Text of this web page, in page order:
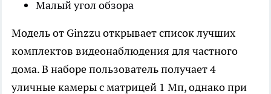
Малый угол обзора
Модель от Ginzzu открывает список лучших
комплектов видеонаблюдения для частного
дома. В наборе пользователь получает 4
уличные камеры с матрицей 1 Мп, однако при